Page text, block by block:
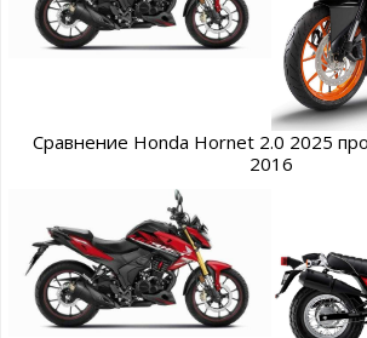
Сравнение Honda Hornet 2.0 2025
2016